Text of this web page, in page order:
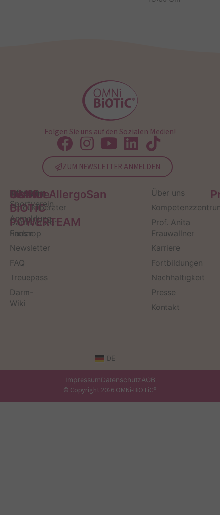
Folgen Sie uns auf den Sozialen Medien!
ZUM NEWSLETTER ANMELDEN
Service
Kontakt
Produktberater
Darmberater
finden
Newsletter
FAQ
Treuepass
Darm-
Wiki
OMNi-
BiOTiC
POWERTEAM
Infos zum
Sportverein
Anmeldung
Fanshop
Institut AllergoSan
Über uns
Prof. Anita
Frauwallner
Karriere
Fortbildungen
Nachhaltigkeit
Presse
Kontakt
DE
ImpressumDatenschutzAGB
© Copyright 2026 OMNi-BiOTiC®